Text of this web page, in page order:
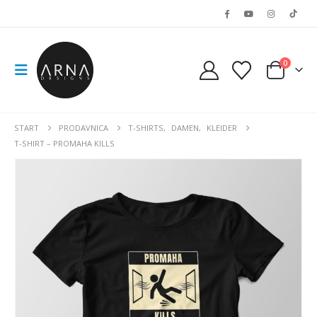
0
START PRODAVNICA T-SHIRTS, DAMEN,
KLEIDER
T-SHIRT – PROMAHA KILLS